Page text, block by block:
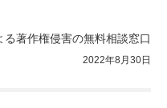
著作権侵害の無料相談窓口
2022年8月30日